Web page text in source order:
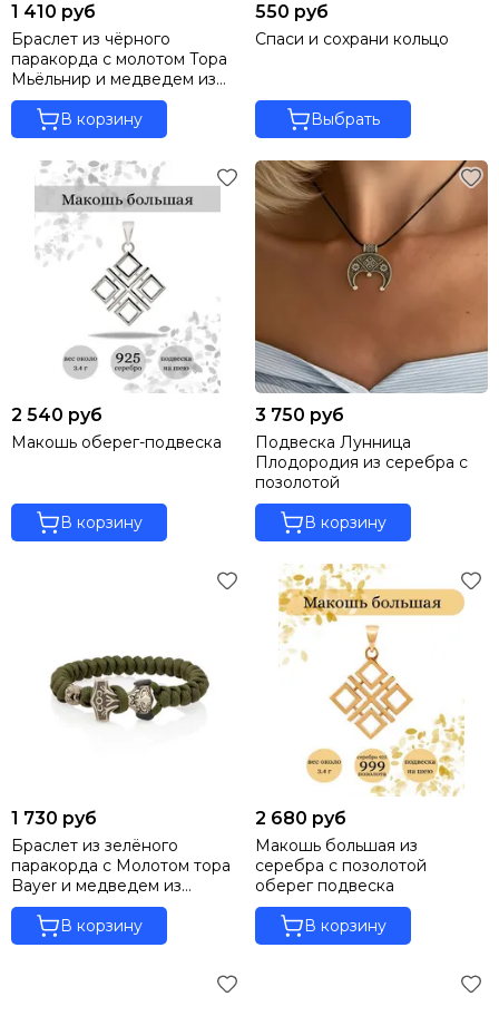
1 410 руб
Браслет из чёрного
паракорда с молотом Тора
Мьёльнир и медведем из
бронзы
В корзину
550 руб
Спаси и сохрани кольцо
Выбрать
2 540 руб
Макошь оберег-подвеска
В корзину
3 750 руб
Подвеска Лунница
Плодородия из серебра с
позолотой
В корзину
1 730 руб
Браслет из зелёного
паракорда с Молотом тора
Bayer и медведем из
мельхиора
В корзину
2 680 руб
Макошь большая из
серебра с позолотой
оберег подвеска
В корзину